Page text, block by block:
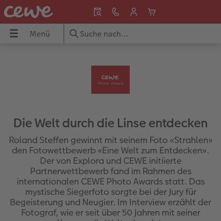
Menü
Menü
Einbände
Papierqualitäten
Veredelung
Panoramaseite
Foto im Rahmen
Bilderboxen
Art Prints
Little Prints
Premiumposter
Poster mit Design
Rahmen
Posterleiste
Babykarten
Geburtstagskarten
Dankeskarten
Einladungskarten
Fotomagnete
Trinkgefässe
Textilien
Dekoration
Xiaomi Hüllen
Huawei Hüllen
Bio-based Case
Frame Case
Tischkalender
Terminkalender
Küchenkalender
Taschenkalender
Für den Herzensmenschen
Für Kinder
Für die besten Freunde
Für Tierfreunde
Geschenkideen
Wandgestaltung
Baby
Fototipps
Strandferien
Kreuzfahrt
Städtetrip
Fernreise
Die Welt durch die Linse entdecken
Roland Steffen gewinnt mit seinem Foto «Strahlen»
den Fotowettbewerb «Eine Welt zum Entdecken».
Der von Explora und CEWE initiierte
Partnerwettbewerb fand im Rahmen des
internationalen CEWE Photo Awards statt. Das
mystische Siegerfoto sorgte bei der Jury für
Begeisterung und Neugier. Im Interview erzählt der
Fotograf, wie er seit über 50 Jahren mit seiner